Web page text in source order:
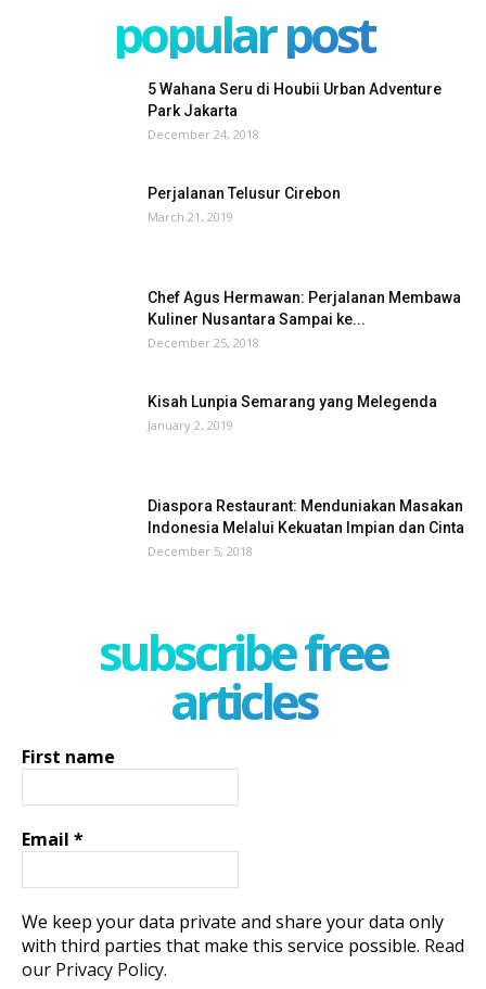
popular post
5 Wahana Seru di Houbii Urban Adventure
Park Jakarta
December 24, 2018
Perjalanan Telusur Cirebon
March 21, 2019
Chef Agus Hermawan: Perjalanan Membawa
Kuliner Nusantara Sampai ke...
December 25, 2018
Kisah Lunpia Semarang yang Melegenda
January 2, 2019
Diaspora Restaurant: Menduniakan Masakan
Indonesia Melalui Kekuatan Impian dan Cinta
December 5, 2018
subscribe free
articles
First name
Email *
We keep your data private and share your data only
with third parties that make this service possible. Read
our Privacy Policy.